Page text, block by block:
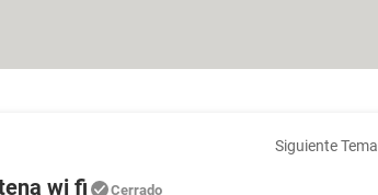
Siguiente Tema
wi fi Cerrado